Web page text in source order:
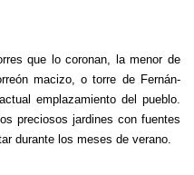
que lo coronan, la menor de
macizo, o torre de Fernán-
emplazamiento del pueblo.
preciosos jardines con fuentes
durante los meses de verano.